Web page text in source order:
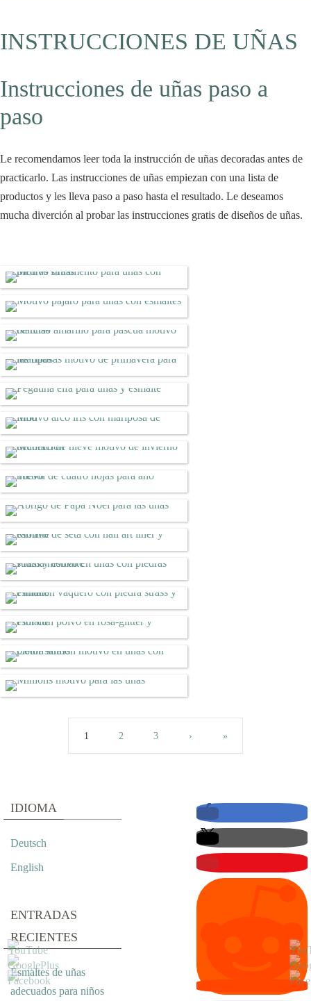
INSTRUCCIONES DE UÑAS
Instrucciones de uñas paso a
paso
Le recomendamos leer toda la instrucción de uñas decoradas antes de
practicarlo. Las instrucciones de uñas empiezan con una lista de
productos y les lleva paso a paso hasta el resultado. Le deseamos
mucha diverción al probar las instrucciones gratis de diseños de uñas.
1 2 3 › »
IDIOMA
Deutsch
English
ENTRADAS
RECIENTES
Esmaltes de uñas
adecuados para niños